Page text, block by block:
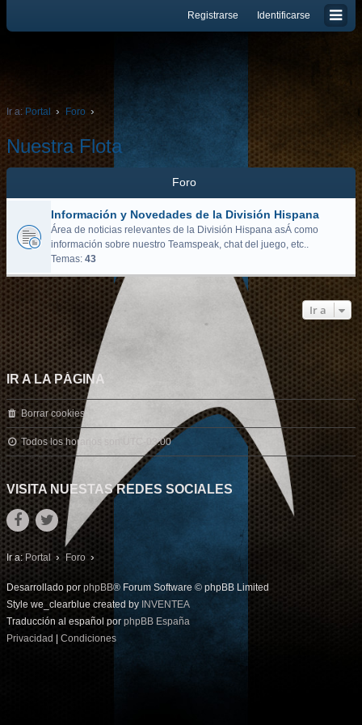
Identificarse
Registrarse
Ir a: Portal Foro
Nuestra Flota
Foro
Información y Novedades de la División Hispana
Área de noticias relevantes de la División Hispana asÁ­ como
información sobre nuestro Teamspeak, chat del juego, etc..
Temas: 43
Ir a
IR A LA PÁGINA
Borrar cookies
Todos los horarios son UTC-03:00
VISITA NUESTAS REDES SOCIALES
Ir a: Portal Foro
Desarrollado por phpBB® Forum Software © phpBB Limited
Style we_clearblue created by INVENTEA
Traducción al español por phpBB España
Privacidad
Condiciones